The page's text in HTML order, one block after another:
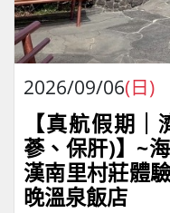
2026/09/06(日)
【真航假期
蔘、保肝)】~
漢南里村莊體
晚溫泉飯店